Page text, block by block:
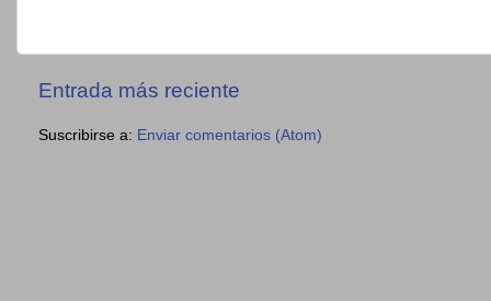
Entrada más reciente
Suscribirse a: Enviar comentarios (Atom)